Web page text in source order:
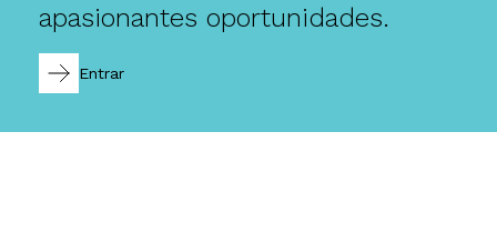
apasionantes oportunidades.
Entrar